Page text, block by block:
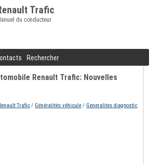
Trafic
du conducteur
Rechercher
Renault Trafic: Nouvelles
Trafic / Généralités véhicule / Generalites diagnostic